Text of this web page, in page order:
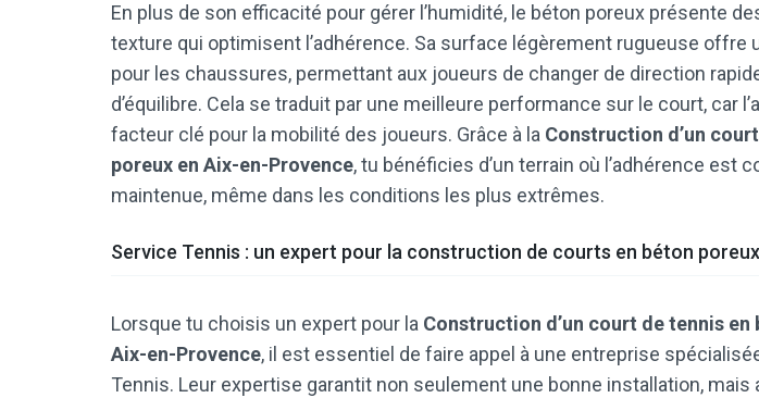
En plus de son efficacité pour gérer l’humidité, le béton poreux présente
texture qui optimisent l’adhérence. Sa surface légèrement rugueuse offre
pour les chaussures, permettant aux joueurs de changer de direction
d’équilibre. Cela se traduit par une meilleure performance sur le court, car
facteur clé pour la mobilité des joueurs. Grâce à la Construction d’un
poreux en Aix-en-Provence, tu bénéficies d’un terrain où l’adhérence est
maintenue, même dans les conditions les plus extrêmes.
Service Tennis : un expert pour la construction de courts en béton poreux
Lorsque tu choisis un expert pour la Construction d’un court de tennis en
Aix-en-Provence, il est essentiel de faire appel à une entreprise
Tennis. Leur expertise garantit non seulement une bonne installation, mais